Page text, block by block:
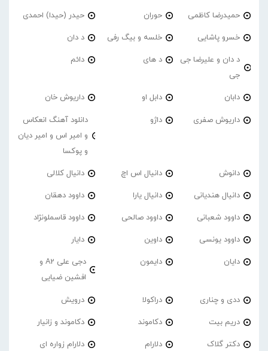
حمیدرضا کاظمی حوران حیدر (حیدا) احمدی
خسرو پاشایی خلسه و بیگ رفی د دان
د دان و علیرضا جی
جی
د های دائم
دابان دابل او داریوش خان
داریوش صفری داژو
دانلود آهنگ انعکاس
و امیر اس و امیر دیان
و پوکسا
دانوش دانیال اس اچ دانیال کلالی
دانیال هندیانی دانیال یارا داوود دهقان
داوود شعبانی داوود صالحی داوود قاسملونژاد
داوود یونسی داوین دایار
دایان دایمون
دجی علی A2 و
افشین ضیایی
ددی و چناری دراکولا درویش
دریم بیت دکاموند دکاموند و زانیار
دکتر گلاک دلارام دلارام زواره ای